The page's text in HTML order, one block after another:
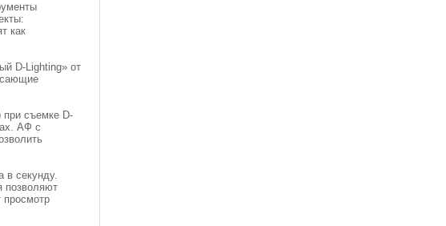
как
D-Lighting» от
при съемке D-
АФ с
в секунду.
позволяют
просмотр